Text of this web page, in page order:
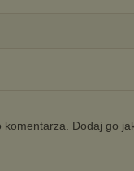
komentarza. Dodaj go